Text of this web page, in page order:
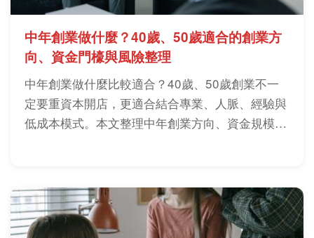
中年創業做什麼？40歲、50歲適合的創業方
向、資金門檺與風險整理
中年創業做什麼比較適合？40歲、50歲創業不一
定要重資本開店，更適合結合專業、人脈、經驗與
低成本模式。本文整理中年創業方向、資金規模、